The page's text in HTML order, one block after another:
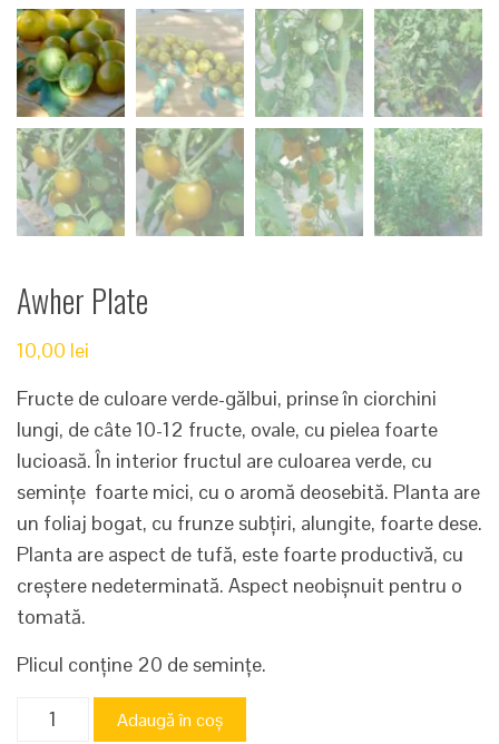
Awher Plate
10,00 lei
Fructe de culoare verde-gălbui, prinse în ciorchini
lungi, de câte 10-12 fructe, ovale, cu pielea foarte
lucioasă. În interior fructul are culoarea verde, cu
semințe foarte mici, cu o aromă deosebită. Planta are
un foliaj bogat, cu frunze subțiri, alungite, foarte dese.
Planta are aspect de tufă, este foarte productivă, cu
creștere nedeterminată. Aspect neobișnuit pentru o
tomată.
Plicul conține 20 de semințe.
Cantitate
Adaugă în coș